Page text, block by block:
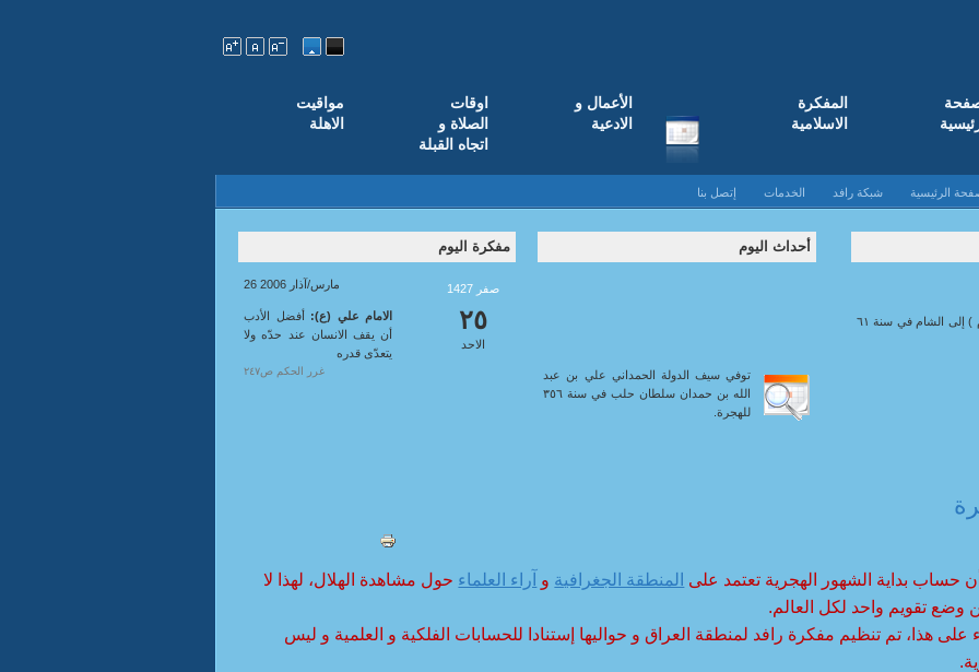
المفکرة
الاسلامية
الأعمال و
الادعية
اوقات
الصلاة و
اتجاه القبلة
مواقيت
الاهلة
إتصل بنا الخدمات شبكة رافد الرئيسية
مفكرة اليوم
صفر 1427
٢٥
الاحد
26 مارس/آذار 2006
الامام علي (ع):أفضل الأدب
أن يقف الانسان عند حدّه ولا
يتعدّى قدره
غرر الحكم ص٢٤٧
أحداث اليوم
توفي سيف الدولة الحمداني علي بن عبد
الله بن حمدان سلطان حلب في سنة ٣٥٦
للهجرة.
وصول سبايا آل محمد ( عليهم السلام ) إلى الشام في سنة ٦١
حساب بداية الشهور الهجرية تعتمد على المنطقة الجغرافية و آراء العلماء حول مشاهدة الهلال، لهذا لا
وضع تقويم واحد لكل العالم.
على هذا، تم تنظيم مفكرة رافد لمنطقة العراق و حواليها إستنادا للحسابات الفلكية و العلمية و ليس